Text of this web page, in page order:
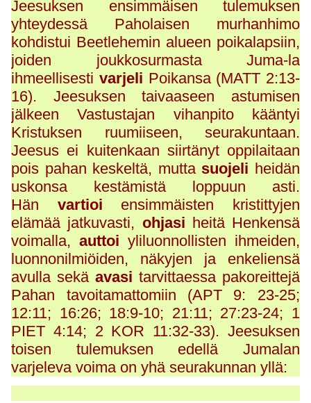
Jeesuksen ensimmäisen tulemuksen
yhteydessä Paholaisen murhanhimo
kohdistui Beetlehemin alueen poikalapsiin,
joiden joukkosurmasta Juma-la
ihmeellisesti varjeli Poikansa (MATT 2:13-
16). Jeesuksen taivaaseen astumisen
jälkeen Vastustajan vihanpito kääntyi
Kristuksen ruumiiseen, seurakuntaan.
Jeesus ei kuitenkaan siirtänyt oppilaitaan
pois pahan keskeltä, mutta suojeli heidän
uskonsa kestämistä loppuun asti.
Hän vartioi ensimmäisten kristittyjen
elämää jatkuvasti, ohjasi heitä Henkensä
voimalla,auttoi yliluonnollisten ihmeiden,
luonnonilmiöiden, näkyjen ja enkeliensä
avulla sekä avasi tarvittaessa pakoreittejä
Pahan tavoitamattomiin (APT 9: 23-25;
12:11; 16:26; 18:9-10; 21:11; 27:23-24; 1
PIET 4:14; 2 KOR 11:32-33). Jeesuksen
toisen tulemuksen edellä Jumalan
varjeleva voima on yhä seurakunnan yllä: